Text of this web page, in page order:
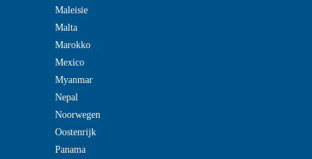
Maleisie
Malta
Marokko
Mexico
Myanmar
Nepal
Noorwegen
Oostenrijk
Panama